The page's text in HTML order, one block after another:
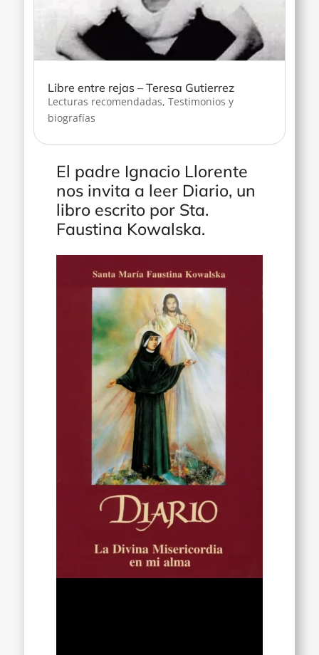
Libre entre rejas – Teresa Gutierrez
Lecturas recomendadas,Testimonios y
biografías
El padre Ignacio Llorente
nos invita a leer Diario, un
libro escrito por Sta.
Faustina Kowalska.